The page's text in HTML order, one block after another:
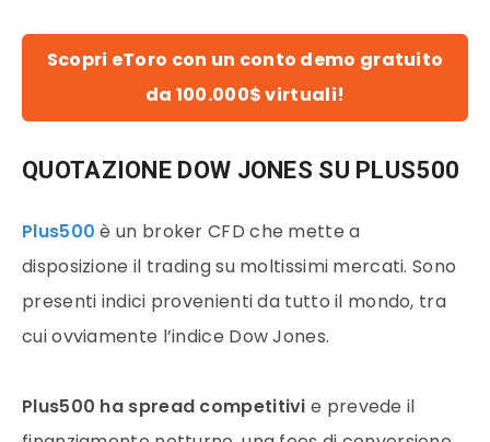
Scopri eToro con un conto demo gratuito
da 100.000$ virtuali!
QUOTAZIONE DOW JONES SU PLUS500
Plus500 è un broker CFD che mette a
disposizione il trading su moltissimi mercati. Sono
presenti indici provenienti da tutto il mondo, tra
cui ovviamente l’indice Dow Jones.
Plus500 ha spread competitivi e prevede il